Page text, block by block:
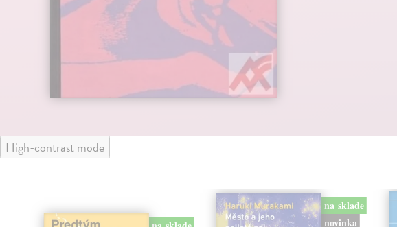
High-contrast mode
na sklade
novinka